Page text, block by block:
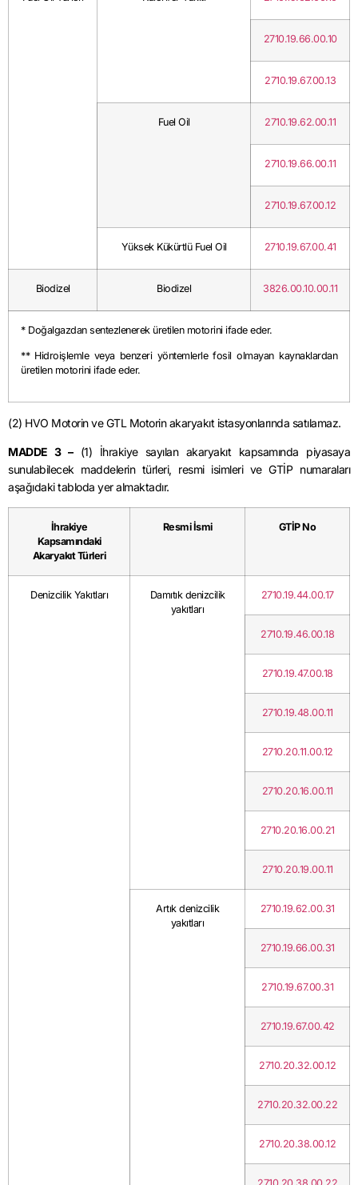
2710.19.66.00.10
2710.19.67.00.13
Fuel Oil 2710.19.62.00.11
2710.19.66.00.11
2710.19.67.00.12
Yüksek Kükürtlü Fuel Oil 2710.19.67.00.41
Biodizel Biodizel 3826.00.10.00.11
* Doğalgazdan sentezlenerek üretilen motorini ifade eder.
** Hidroişlemle veya benzeri yöntemlerle fosil olmayan kaynaklardan
üretilen motorini ifade eder.
(2) HVO Motorin ve GTL Motorin akaryakıt istasyonlarında satılamaz.
MADDE 3 –(1) İhrakiye sayılan akaryakıt kapsamında piyasaya
sunulabilecek maddelerin türleri, resmi isimleri ve GTİP numaraları
aşağıdaki tabloda yer almaktadır.
İhrakiye
Kapsamındaki
Akaryakıt Türleri
Resmi İsmi GTİP No
Denizcilik Yakıtları
Damıtık denizcilik
yakıtları
2710.19.44.00.17
2710.19.46.00.18
2710.19.47.00.18
2710.19.48.00.11
2710.20.11.00.12
2710.20.16.00.11
2710.20.16.00.21
2710.20.19.00.11
Artık denizcilik
yakıtları
2710.19.62.00.31
2710.19.66.00.31
2710.19.67.00.31
2710.19.67.00.42
2710.20.32.00.12
2710.20.32.00.22
2710.20.38.00.12